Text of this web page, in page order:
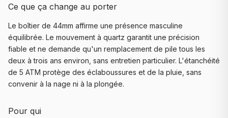
Ce que ça change au porter
Le boîtier de 44mm affirme une présence masculine
équilibrée. Le mouvement à quartz garantit une précision
fiable et ne demande qu'un remplacement de pile tous les
deux à trois ans environ, sans entretien particulier. L'étanchéité
de 5 ATM protège des éclaboussures et de la pluie, sans
convenir à la nage ni à la plongée.
Pour qui